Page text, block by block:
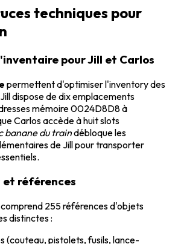
techniques pour
pour Jill et Carlos
permettent d'optimiser l'inventory des
dispose de dix emplacements
mémoire 0024D8D8 à
Carlos accède à huit slots
banane du traindébloque les
de Jill pour transporter
et références
255 références d'objets
distinctes :
(couteau, pistolets, fusils, lance-